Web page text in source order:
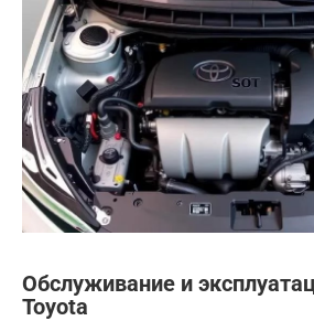
Обслуживание и
Toyota